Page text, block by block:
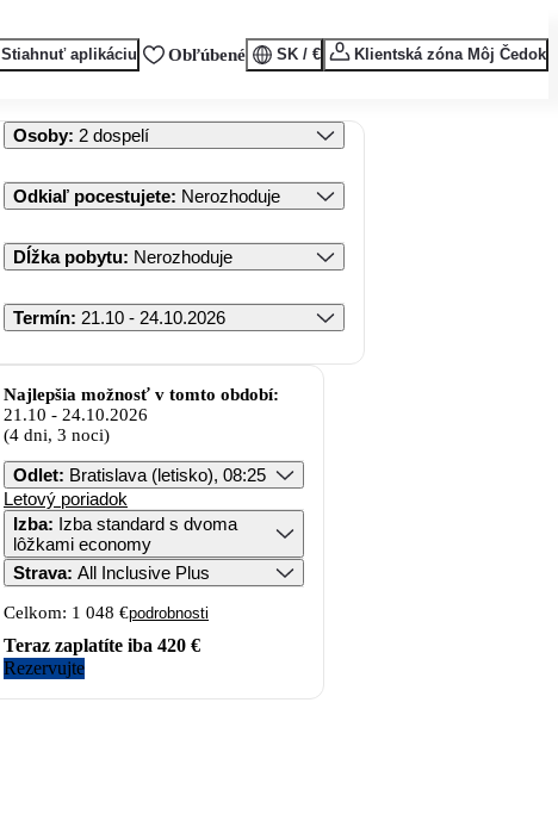
Stiahnuť aplikáciu Obľúbené SK / € Klientská zóna Môj Čedok
Osoby: 2 dospelí
Odkiaľ pocestujete: Nerozhoduje
Dĺžka pobytu: Nerozhoduje
Termín: 21.10 - 24.10.2026
Najlepšia možnosť v tomto období:
21.10 - 24.10.2026
(4 dni, 3 noci)
Odlet: Bratislava (letisko), 08:25
Letový poriadok
Izba: Izba standard s dvoma
lôžkami economy
Strava: All Inclusive Plus
Celkom: 1 048 €podrobnosti
Teraz zaplatíte iba 420 €
Rezervujte